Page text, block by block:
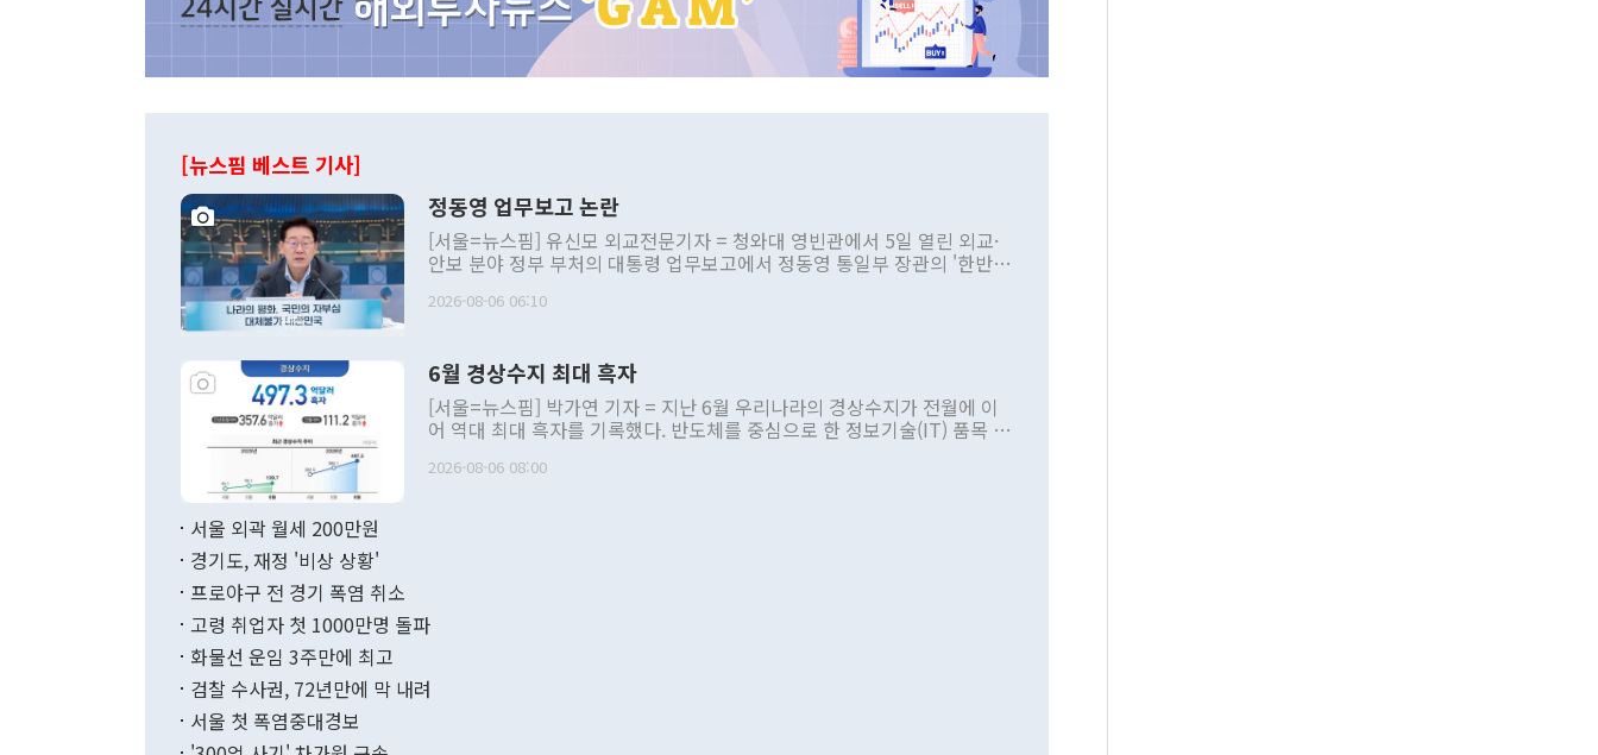
[뉴스핌 베스트 기사]
정동영 업무보고 논란
[서울=뉴스핌] 유신모 외교전문기자 = 청와대 영빈관에서 5일 열린 외교·
안보 분야 정부 부처의 대통령 업무보고에서 정동영 통일부 장관의 '한반도
발언 중에는 정부 내 조율을 거치지 않은 사안을 정책으로 추진하겠다고 공
주의적 희망에 근거한 비현실적 구상'이라는 비판을 내놨다. 그동안 정 장
관의 대북 정책 관련 발언이 물의를 빚은 적은 여러 번 있지만 대통령과 유
관 부처 장관이 공개적으로 부정적 입장을 표명한 것은 이례적이다. 정 장
관의 무리한 대북 접근법과 월권을 제어해야 한다는 목소리도 높아지고 있
다. [정동영 통일부 장관이 지난달 23일 오후 서울 종로구 정부서울청사에
무너졌다고도 했다. 또 "현 시점에서 흘러간 선(先)비핵화만 되뇌는 것은
함께 4자 대화의 동력을 확보하기 위해 최선을 다할 것"이라고 말했다. 하
2026-08-06 06:10
6월 경상수지 최대 흑자
[서울=뉴스핌] 박가연 기자 = 지난 6월 우리나라의 경상수지가 전월에 이
어 역대 최대 흑자를 기록했다. 반도체를 중심으로 한 정보기술(IT) 품목 수
료=한국은행] 한국은행이 6일 발표한 '2026년 6월 국제수지(잠정)'에 따르
며 월간 기준 처음으로 1000억달러를 넘어섰다. 상품수입은 644억8000만
196.9% 급증했고 컴퓨터·주변기기(SSD)는 282.7% 증가했다. IT 품목
수출은 160.4% 늘었으며 비IT 품목도 ▲석유제품(47.5%) ▲화공품
2026-08-06 08:00
서울 외곽 월세 200만원
경기도, 재정 '비상 상황'
프로야구 전 경기 폭염 취소
고령 취업자 첫 1000만명 돌파
화물선 운임 3주만에 최고
검찰 수사권, 72년만에 막 내려
서울 첫 폭염중대경보